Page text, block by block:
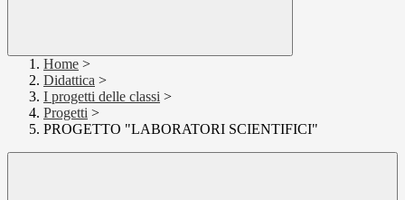
Home >
Didattica >
I progetti delle classi >
Progetti >
PROGETTO "LABORATORI SCIENTIFICI"